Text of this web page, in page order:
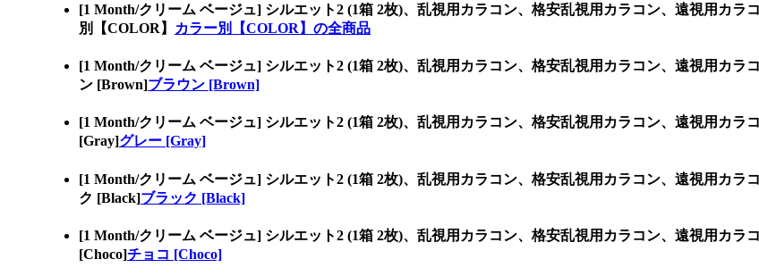
[1 Month/クリーム ベージュ] シルエット2 (1箱 2枚)、乱視用カラコン、格安乱視用カラコン、遠視用カ
別【COLOR】
カラー別【COLOR】の全商品
[1 Month/クリーム ベージュ] シルエット2 (1箱 2枚)、乱視用カラコン、格安乱視用カラコン、遠視用カ
ン [Brown]ブラウン [Brown]
[1 Month/クリーム ベージュ] シルエット2 (1箱 2枚)、乱視用カラコン、格安乱視用カラコン、遠視用カ
[Gray]グレー [Gray]
[1 Month/クリーム ベージュ] シルエット2 (1箱 2枚)、乱視用カラコン、格安乱視用カラコン、遠視用カ
ク [Black]ブラック [Black]
[1 Month/クリーム ベージュ] シルエット2 (1箱 2枚)、乱視用カラコン、格安乱視用カラコン、遠視用カ
[Choco]チョコ [Choco]